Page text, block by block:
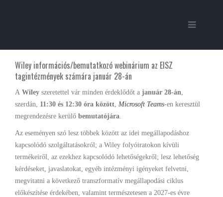
Wiley információs/bemutatkozó webinárium az EISZ
tagintézmények számára január 28-án
A Wiley szeretettel vár minden érdeklődőt a január 28-án,
szerdán, 11:30 és 12:30 óra között, Microsoft Teams-en keresztül
megrendezésre kerülő bemutatójára.
Az eseményen szó lesz többek között az idei megállapodáshoz
kapcsolódó szolgáltatásokról; a Wiley folyóiratokon kívüli
termékeiről, az ezekhez kapcsolódó lehetőségekről; lesz lehetőség
kérdéseket, javaslatokat, egyéb intézményi igényeket felvetni,
megvitatni a következő transzformatív megállapodási ciklus
előkészítése érdekében, valamint természetesen a 2027-es évre